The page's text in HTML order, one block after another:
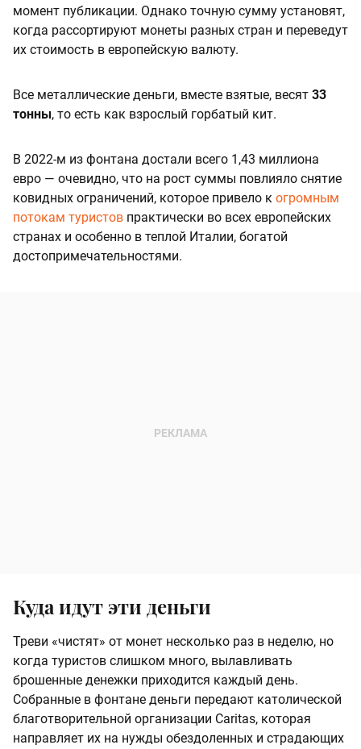
момент публикации. Однако точную сумму установят,
когда рассортируют монеты разных стран и переведут
их стоимость в европейскую валюту.
Все металлические деньги, вместе взятые, весят 33
тонны, то есть как взрослый горбатый кит.
В 2022-м из фонтана достали всего 1,43 миллиона
евро — очевидно, что на рост суммы повлияло снятие
ковидных ограничений, которое привело к огромным
потокам туристов практически во всех европейских
странах и особенно в теплой Италии, богатой
достопримечательностями.
Куда идут эти деньги
Треви «чистят» от монет несколько раз в неделю, но
когда туристов слишком много, вылавливать
брошенные денежки приходится каждый день.
Собранные в фонтане деньги передают католической
благотворительной организации Caritas, которая
направляет их на нужды обездоленных и страдающих